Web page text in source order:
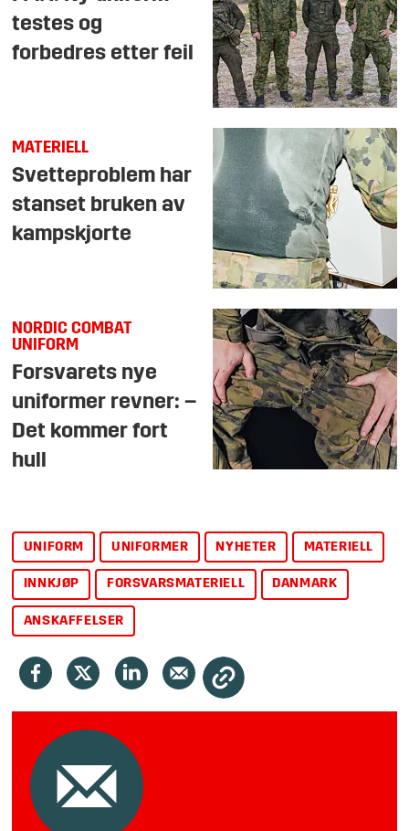
testes og
forbedres etter feil
MATERIELL
Svetteproblem har
stanset bruken av
kampskjorte
NORDIC COMBAT
UNIFORM
Forsvarets nye
uniformer revner: –
Det kommer fort
hull
UNIFORM UNIFORMER NYHETER MATERIELL
INNKJØP FORSVARSMATERIELL DANMARK
ANSKAFFELSER